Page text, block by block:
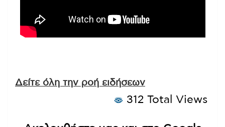
Δείτε όλη την ροή ειδήσεων
312 Total Views